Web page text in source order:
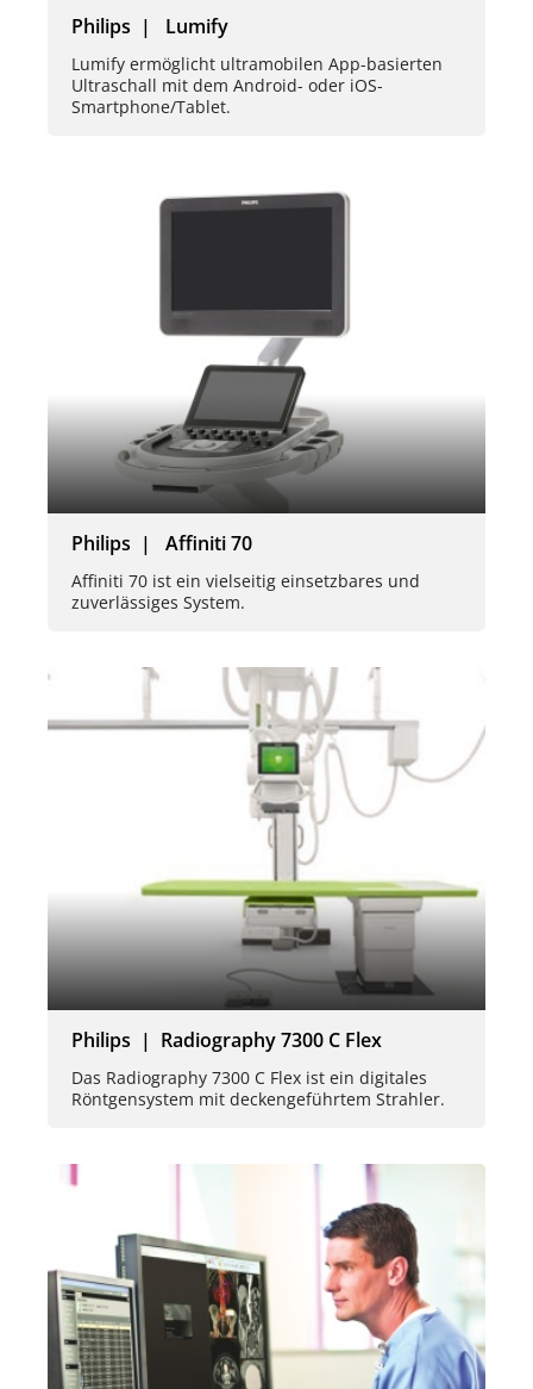
Philips | Lumify
Lumify ermöglicht ultramobilen App-basierten
Ultraschall mit dem Android- oder iOS-
Smartphone/Tablet.
Philips | Affiniti 70
Affiniti 70 ist ein vielseitig einsetzbares und
zuverlässiges System.
Philips | Radiography 7300 C Flex
Das Radiography 7300 C Flex ist ein digitales
Röntgensystem mit deckengeführtem Strahler.